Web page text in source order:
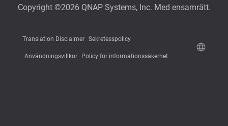
Copyright ©2026 QNAP Systems, Inc. Med ensamrätt.
Translation Disclaimer Sekretesspolicy
Användningsvillkor Policy för informationssäkerhet